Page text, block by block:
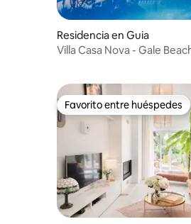
Residencia en Guia
Villa Casa Nova - Gale
Favorito entre huéspedes
Favorito entre huéspedes